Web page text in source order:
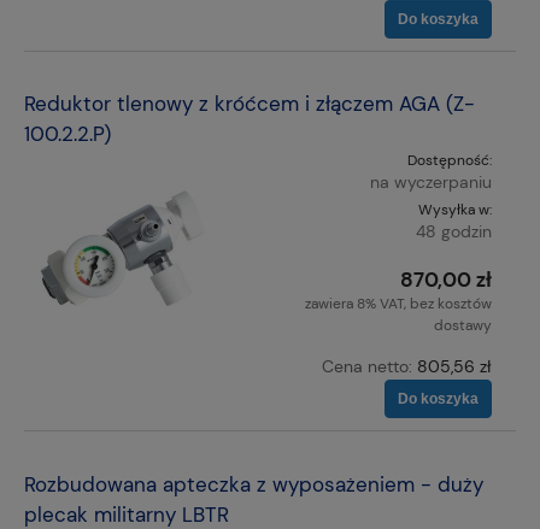
Do koszyka
Reduktor tlenowy z króćcem i złączem AGA (Z-
100.2.2.P)
Dostępność:
na wyczerpaniu
Wysyłka w:
48 godzin
870,00 zł
zawiera 8% VAT, bez kosztów
dostawy
Cena netto: 805,56 zł
Do koszyka
Rozbudowana apteczka z wyposażeniem - duży
plecak militarny LBTR